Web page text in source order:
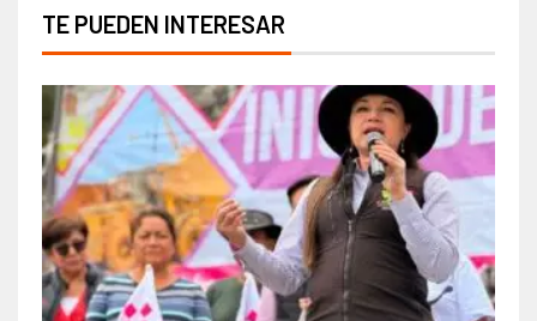
TE PUEDEN INTERESAR